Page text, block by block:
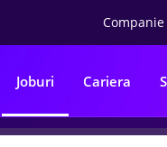
Companie
Joburi Cariera